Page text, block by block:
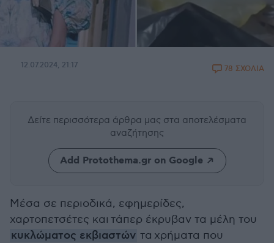
12.07.2024, 21:17 78 ΣΧΟΛΙΑ
Δείτε περισσότερα άρθρα μας στα αποτελέσματα
αναζήτησης
Add Protothema.gr on Google
Μέσα σε περιοδικά, εφημερίδες,
χαρτοπετσέτες και τάπερ έκρυβαν τα μέλη του
κυκλώματος εκβιαστών τα χρήματα που